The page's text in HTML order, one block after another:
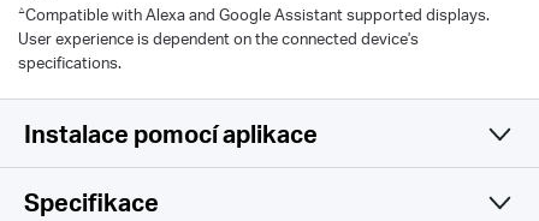
△Compatible with Alexa and Google Assistant supported displays.
User experience is dependent on the connected device's
specifications.
Instalace pomocí aplikace
Specifikace